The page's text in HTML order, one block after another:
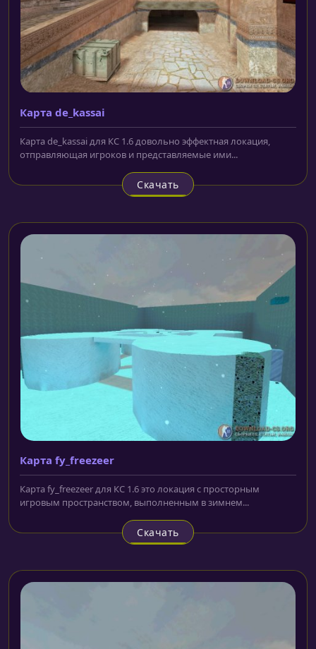
Карта de_kassai
Карта de_kassai для КС 1.6 довольно эффектная локация,
отправляющая игроков и представляемые ими...
Скачать
Карта fy_freezeer
Карта fy_freezeer для КС 1.6 это локация с просторным
игровым пространством, выполненным в зимнем...
Скачать